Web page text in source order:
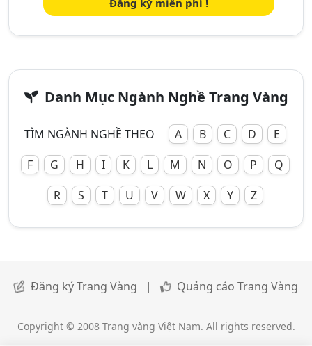
Đăng ký miễn phí !
Danh Mục Ngành Nghề Trang Vàng
TÌM NGÀNH NGHỀ THEO A B C D
E
F
G H I K L M N O P
Q
R
S T U V W X Y Z
Đăng ký Trang Vàng | Quảng cáo Trang Vàng
Copyright © 2008 Trang vàng Việt Nam. All rights reserved.